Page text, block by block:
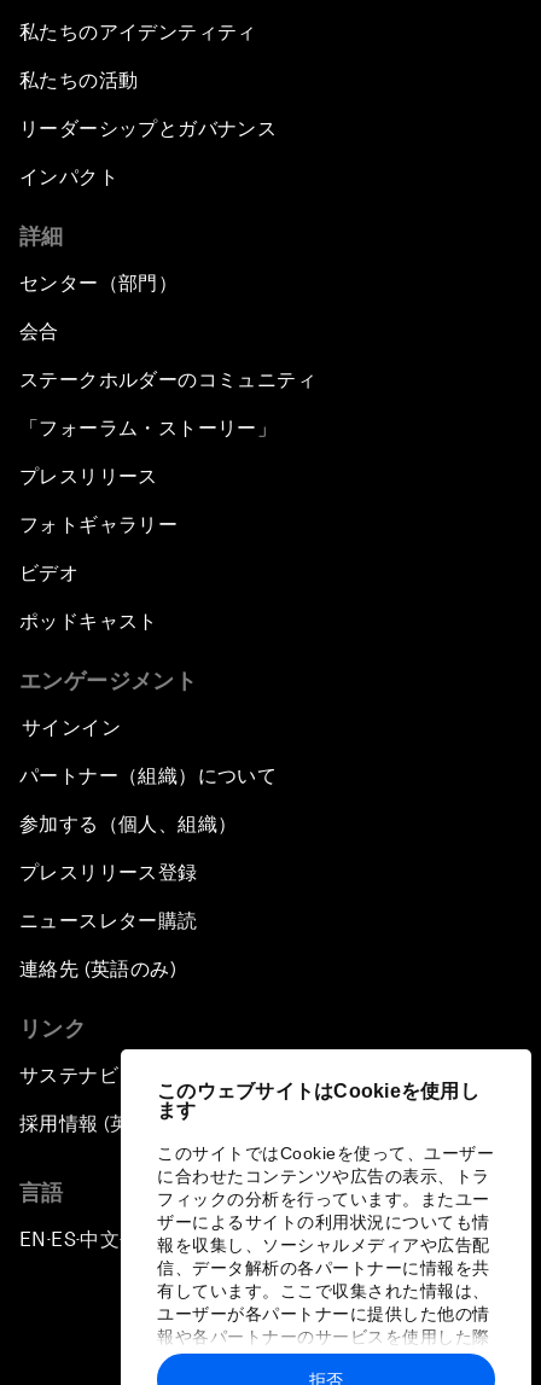
このウェブサイトはCookieを使用し
ます
このサイトではCookieを使って、ユーザー
に合わせたコンテンツや広告の表示、トラ
フィックの分析を行っています。またユー
ザーによるサイトの利用状況についても情
報を収集し、ソーシャルメディアや広告配
信、データ解析の各パートナーに情報を共
有しています。ここで収集された情報は、
ユーザーが各パートナーに提供した他の情
報や各パートナーのサービスを使用した際
に収集された情報と組み合わされ、各パー
拒否
私たちのアイデンティティ
私たちの活動
リーダーシップとガバナンス
インパクト
詳細
センター（部門）
会合
ステークホルダーのコミュニティ
「フォーラム・ストーリー」
プレスリリース
フォトギャラリー
ビデオ
ポッドキャスト
エンゲージメント
サインイン
パートナー（組織）について
参加する（個人、組織）
プレスリリース登録
ニュースレター購読
連絡先 (英語のみ)
リンク
サステナビリティへの取り組み
採用情報 (英語のみ)
言語
EN ▪ES▪中文▪ 日本語